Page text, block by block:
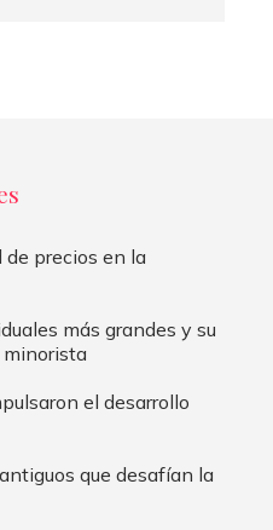
precios en la
más grandes y su
minorista
el desarrollo
que desafían la